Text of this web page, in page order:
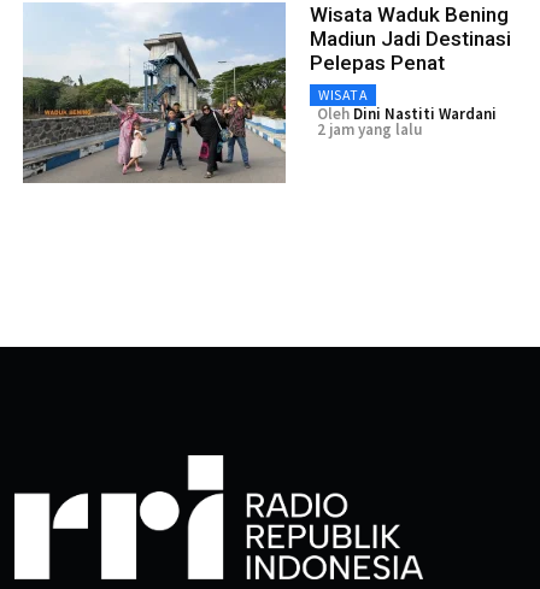
Wisata Waduk Bening
Madiun Jadi Destinasi
Pelepas Penat
WISATA
Oleh Dini Nastiti Wardani
2 jam yang lalu